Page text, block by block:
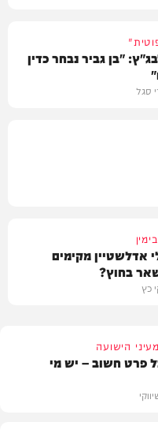
"בן גביר נבחר כדין
סגל
אדלשטיין מקימים
בחוץ?
כץ
הישועה
פרט חשוב – יש מי